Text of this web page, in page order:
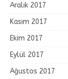
Aralık 2017
Kasım 2017
Ekim 2017
Eylül 2017
Ağustos 2017